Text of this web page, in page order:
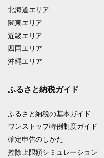
北海道エリア
関東エリア
近畿エリア
四国エリア
沖縄エリア
ふるさと納税ガイド
ふるさと納税の基本ガイド
ワンストップ特例制度ガイド
確定申告のしかた
控除上限額シミュレーション